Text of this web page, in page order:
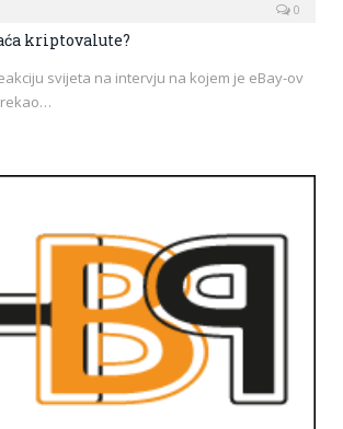
0
kriptovalute?
svijeta na intervju na kojem je eBay-ov
rekao…